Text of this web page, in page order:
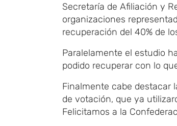
Secretaría de Afiliación y
organizaciones
recuperación del 40% de
Paralelamente el estudio
podido recuperar con lo
Finalmente cabe destacar
de votación, que ya
Felicitamos a la